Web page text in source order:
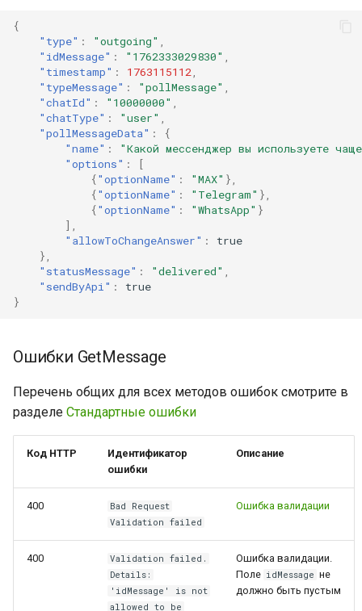
{
"type" : "outgoing" ,
"idMessage" : "1762333029830" ,
"timestamp" : 1763115112,
"typeMessage" : "pollMessage" ,
"chatId" : "10000000" ,
"chatType" : "user" ,
"pollMessageData" :
{
"name" :
"Какой мессенджер вы используете
"options" :
[
{"optionName" : "MAX" },
{"optionName" : "Telegram" },
{"optionName" : "WhatsApp" }
],
"allowToChangeAnswer" :
true
},
"statusMessage" : "delivered" ,
"sendByApi" :
true
}
Ошибки GetMessage
Перечень общих для всех методов ошибок смотрите в
разделе Стандартные ошибки
Код HTTP
Идентификатор
ошибки
Описание
400
Bad Request
Validation failed
Ошибка валидации
400
Validation failed.
Details:
'idMessage' is not
allowed to be
Ошибка валидации.
Поле idMessage не
должно быть пустым